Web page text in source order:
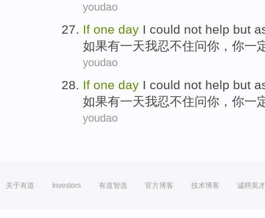
youdao
If one day I could not help but
如果有一天我忍不住问你 ，你一
youdao
If one day I could not help but
如果有一天我忍不住问你 ，你一
youdao
关于有道 Investors 有道智选 官方博客 技术博客 诚聘英才